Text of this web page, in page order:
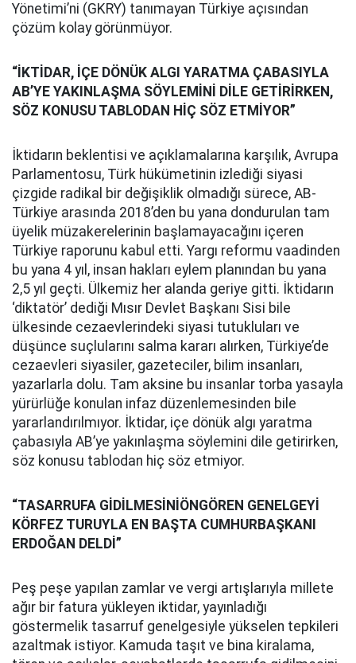
Yönetimi’ni (GKRY) tanımayan Türkiye açısından
çözüm kolay görünmüyor.
“İKTİDAR, İÇE DÖNÜK ALGI YARATMA ÇABASIYLA
AB’YE YAKINLAŞMA SÖYLEMİNİ DİLE GETİRİRKEN,
SÖZ KONUSU TABLODAN HİÇ SÖZ ETMİYOR”
İktidarın beklentisi ve açıklamalarına karşılık, Avrupa
Parlamentosu, Türk hükümetinin izlediği siyasi
çizgide radikal bir değişiklik olmadığı sürece, AB-
Türkiye arasında 2018’den bu yana dondurulan tam
üyelik müzakerelerinin başlamayacağını içeren
Türkiye raporunu kabul etti. Yargı reformu vaadinden
bu yana 4 yıl, insan hakları eylem planından bu yana
2,5 yıl geçti. Ülkemiz her alanda geriye gitti. İktidarın
‘diktatör’ dediği Mısır Devlet Başkanı Sisi bile
ülkesinde cezaevlerindeki siyasi tutukluları ve
düşünce suçlularını salma kararı alırken, Türkiye’de
cezaevleri siyasiler, gazeteciler, bilim insanları,
yazarlarla dolu. Tam aksine bu insanlar torba yasayla
yürürlüğe konulan infaz düzenlemesinden bile
yararlandırılmıyor. İktidar, içe dönük algı yaratma
çabasıyla AB’ye yakınlaşma söylemini dile getirirken,
söz konusu tablodan hiç söz etmiyor.
“TASARRUFA GİDİLMESİNİÖNGÖREN GENELGEYİ
KÖRFEZ TURUYLA EN BAŞTA CUMHURBAŞKANI
ERDOĞAN DELDİ”
Peş peşe yapılan zamlar ve vergi artışlarıyla millete
ağır bir fatura yükleyen iktidar, yayınladığı
göstermelik tasarruf genelgesiyle yükselen tepkileri
azaltmak istiyor. Kamuda taşıt ve bina kiralama,